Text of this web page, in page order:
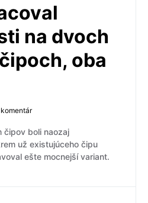
na dvoch
oba
čipov boli naozaj
už existujúceho čipu
ešte mocnejší variant.